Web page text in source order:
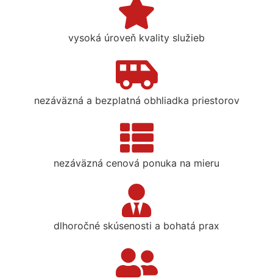
vysoká úroveň kvality služieb
nezáväzná a bezplatná obhliadka priestorov
nezáväzná cenová ponuka na mieru
dlhoročné skúsenosti a bohatá prax